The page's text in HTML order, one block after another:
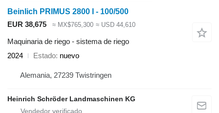
Beinlich PRIMUS 2800 I - 100/500
EUR 38,675
≈ MX$765,300 ≈ USD 44,610
Maquinaria de riego - sistema de riego
2024
Estado nuevo
Alemania, 27239 Twistringen
Heinrich Schröder Landmaschinen KG